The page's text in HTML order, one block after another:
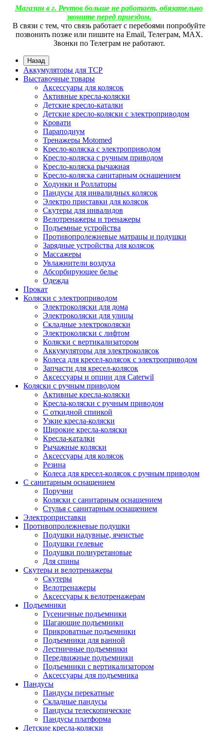
Магазин в г. Реутов больше не работает, обязательно
звоните перед приездом.
В связи с тем, что связь работает с перебоями попробуйте
позвонить позже или пишите на Email, Телеграм, МАХ.
Звонки по Телеграм не работают.
Назад
Аккумуляторы для ТСР
Выставочные товары
Аксессуары для колясок
Активные кресла-коляски
Детские кресло-каталки
Детские кресло-коляски с электроприводом
Кровати
Параподиум
Тренажеры Motomed
Кресло-коляска с электроприводом
Кресло-коляска с ручным приводом
Кресло-коляска рычажная
Кресло-коляска санитарным оснащением
Ходунки и Роллаторы
Пандусы для инвалидных колясок
Электро приставки для колясок
Скутеры для инвалидов
Велотренажеры и тренажеры
Подъемные устройства
Противопролежневые матрацы и подушки
Зарядные устройства для колясок
Массажеры
Увлажнители воздуха
Абсорбирующее белье
Одежда
Прокат
Коляски с электроприводом
Электроколяски для дома
Электроколяски для улицы
Складные электроколяски
Электроколяски с лифтом
Коляски с вертикализатором
Аккумуляторы для электроколясок
Колеса для кресел-колясок с электроприводом
Запчасти для кресел-колясок
Аксессуары и опции для Caterwil
Коляски с ручным приводом
Активные кресла-коляски
Кресла-коляски с ручным приводом
С откидной спинкой
Узкие кресла-коляски
Широкие кресла-коляски
Кресла-каталки
Рычажные коляски
Аксессуары для колясок
Резина
Колеса для кресел-колясок с ручным приводом
С санитарным оснащением
Поручни
Коляски с санитарным оснащением
Стулья с санитарным оснащением
Электроприставки
Противопролежневые подушки
Подушки надувные, ячеистые
Подушки гелевые
Подушки полиуретановые
Для спины
Скутеры и велотренажеры
Скутеры
Велотренажеры
Аксессуары к велотренажерам
Подъемники
Гусеничные подъемники
Шагающие подъемники
Прикроватные подъемники
Подъемники для ванной
Лестничные подъемники
Передвижные подъемники
Подъемники с вертикализатором
Аксессуары для подъемника
Пандусы
Пандусы перекатные
Складные пандусы
Пандусы телескопические
Пандусы платформа
Детские кресла-коляски